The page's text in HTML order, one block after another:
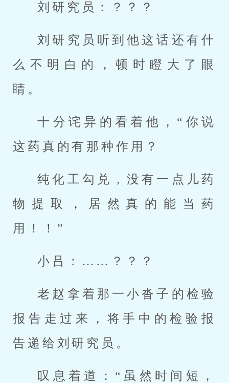
刘研究员：？？？
刘研究员听到他这话还有什
么不明白的，顿时瞪大了眼
睛。
十分诧异的看着他，“你说
这药真的有那种作用？
纯化工勾兑，没有一点儿药
物提取，居然真的能当药
用！！”
小吕：……？？？
老赵拿着那一小沓子的检验
报告走过来，将手中的检验报
告递给刘研究员。
叹息着道：“虽然时间短，